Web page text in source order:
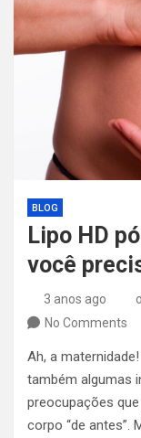
BLOG
Lipo HD
você
3 anos ago
No Comments
Ah, a
também algumas
preocupações
corpo “de antes”.